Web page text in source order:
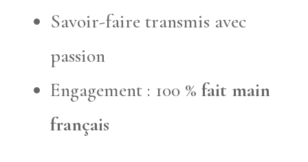
Savoir-faire transmis avec
passion
Engagement : 100 % fait main
français